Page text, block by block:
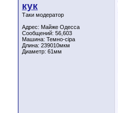
кук
Таки модератор
Адрес: Майже Одесса
Сообщений: 56,603
Машина: Темно-сіра
Длина: 239010мкм
Диаметр: 61мм